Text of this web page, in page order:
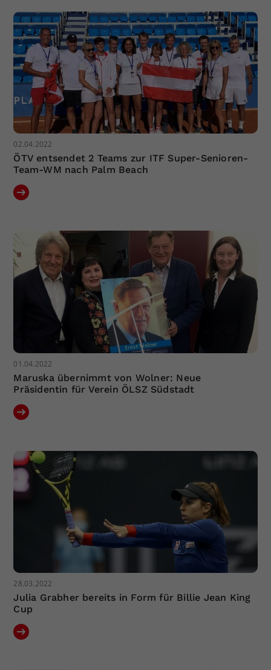
02.04.2022
ÖTV entsendet 2 Teams zur ITF Super-Senioren-
Team-WM nach Palm Beach
01.04.2022
Maruska übernimmt von Wolner: Neue
Präsidentin für Verein ÖLSZ Südstadt
28.03.2022
Julia Grabher bereits in Form für Billie Jean King
Cup
Zweck
Dieser Wert speichert Ihre Consent-
Einstellungen. Unter anderem eine
zufällig generierte ID, für die
historische Speicherung Ihrer
vorgenommen Einstellungen, falls der
Webseiten-Betreiber dies eingestellt
hat.